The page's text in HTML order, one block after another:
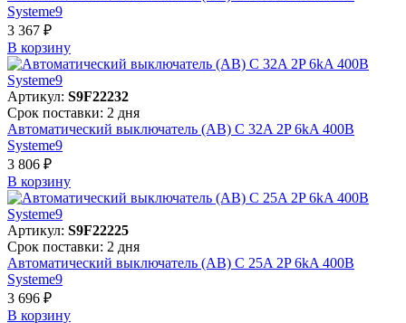
Systeme9
3 367 ₽
В корзинy
Артикул: S9F22232
Срок поставки: 2 дня
Автоматический выключатель (АВ) C 32A 2P 6kA 400В
Systeme9
3 806 ₽
В корзинy
Артикул: S9F22225
Срок поставки: 2 дня
Автоматический выключатель (АВ) C 25A 2P 6kA 400В
Systeme9
3 696 ₽
В корзинy